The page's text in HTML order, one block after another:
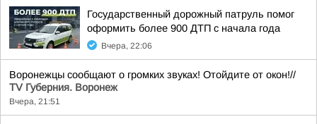
Государственный дорожный патруль помог
оформить более 900 ДТП с начала года
Вчера, 22:06
Воронежцы сообщают о громких звуках! Отойдите от окон!//
TV Губерния. Воронеж
Вчера, 21:51